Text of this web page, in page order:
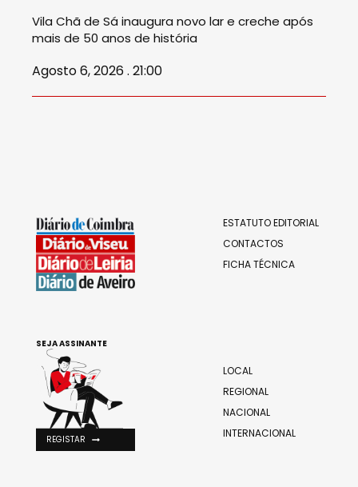
Vila Chã de Sá inaugura novo lar e creche após
mais de 50 anos de história
Agosto 6, 2026 . 21:00
ESTATUTO EDITORIAL
CONTACTOS
FICHA TÉCNICA
LOCAL
REGIONAL
NACIONAL
INTERNACIONAL
SEJA ASSINANTE
REGISTAR